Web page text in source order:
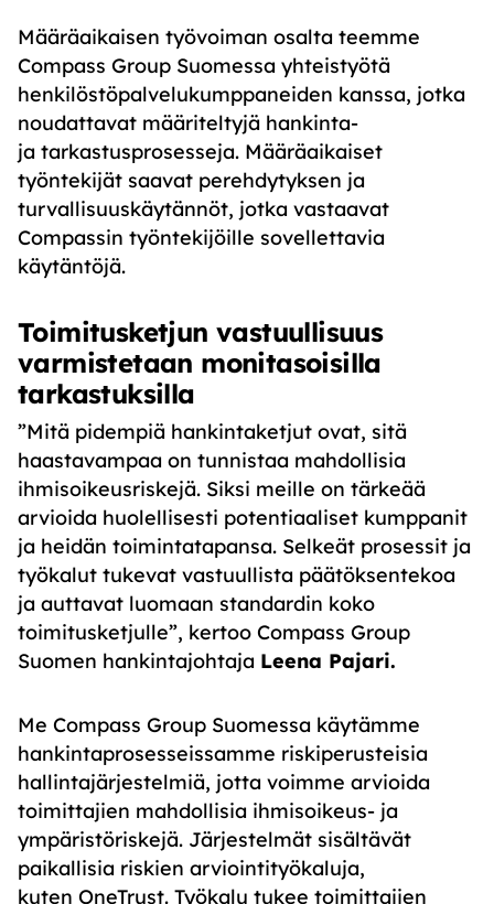
Määräaikaisen työvoiman osalta teemme
Compass Group Suomessa yhteistyötä
henkilöstöpalvelukumppaneiden kanssa, jotka
noudattavat määriteltyjä hankinta-
ja tarkastusprosesseja. Määräaikaiset
työntekijät saavat perehdytyksen ja
turvallisuuskäytännöt, jotka vastaavat
Compassin työntekijöille sovellettavia
käytäntöjä.
Toimitusketjun vastuullisuus
varmistetaan monitasoisilla
tarkastuksilla
”Mitä pidempiä hankintaketjut ovat, sitä
haastavampaa on tunnistaa mahdollisia
ihmisoikeusriskejä. Siksi meille on tärkeää
arvioida huolellisesti potentiaaliset kumppanit
ja heidän toimintatapansa. Selkeät prosessit ja
työkalut tukevat vastuullista päätöksentekoa
ja auttavat luomaan standardin koko
toimitusketjulle”, kertoo Compass Group
Suomen hankintajohtaja Leena Pajari.
Me Compass Group Suomessa käytämme
hankintaprosesseissamme riskiperusteisia
hallintajärjestelmiä, jotta voimme arvioida
toimittajien mahdollisia ihmisoikeus- ja
ympäristöriskejä. Järjestelmät sisältävät
paikallisia riskien arviointityökaluja,
kuten OneTrust. Työkalu tukee toimittajien